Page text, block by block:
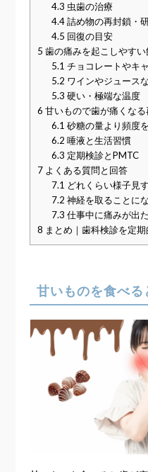
4.3 虫歯の治療
4.4詰め物の再封鎖・
4.5 回復の目安
5 歯の痛みを起こしやすい
5.1 チョコレートやキ
5.2 ワインやジュース
5.3 硬い・極端な温度
6 甘いもので歯が痛くな
6.1 砂糖の量より頻度
6.2 唾液と生活習慣
6.3 定期検診とPMTC
7 よくある質問と回答
7.1 どれくらい様子見
7.2 神経を取ることに
7.3 仕事中に痛みが出
8 まとめ｜歯科検診を定
甘いものを食べる